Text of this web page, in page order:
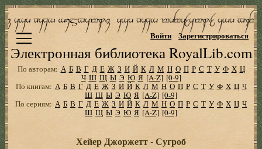
Электронная библиотека RoyalLib.com
Войти Зарегистрироваться
По авторам: А Б В Г Д Е Ж З И Й К Л М Н О П Р С Т У Ф Х Ц
Ч Ш Щ Ы Э Ю Я [A-Z] [0-9]
По книгам: А Б В Г Д Е Ж З И Й К Л М Н О П Р С Т У Ф Х Ц Ч
Ш Щ Ы Э Ю Я [A-Z] [0-9]
По сериям: А Б В Г Д Е Ж З И Й К Л М Н О П Р С Т У Ф Х Ц Ч
Ш Щ Ы Э Ю Я [A-Z] [0-9]
Хейер Джоржетт - Сугроб